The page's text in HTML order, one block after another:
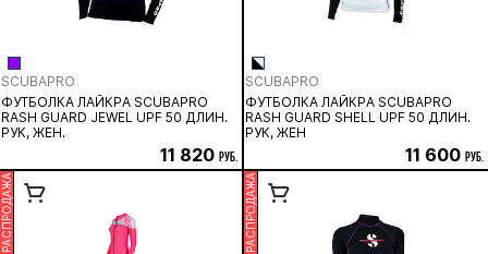
SCUBAPRO
ФУТБОЛКА ЛАЙКРА SCUBAPRO
RASH GUARD JEWEL UPF 50 ДЛИН.
РУК, ЖЕН.
11 820 руб.
SCUBAPRO
ФУТБОЛКА ЛАЙКРА SCUBAPRO
RASH GUARD SHELL UPF 50 ДЛИН.
РУК, ЖЕН
11 600 руб.
РАСПРОДАЖА РАСПРОДАЖА